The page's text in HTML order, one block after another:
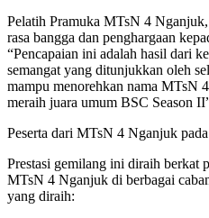
Pelatih Pramuka MTsN 4
rasa bangga dan penghargaan
“Pencapaian ini adalah hasil dari
semangat yang ditunjukkan oleh
mampu menorehkan nama MTsN
meraih juara umum BSC Season
Peserta dari MTsN 4 Nganjuk
Prestasi gemilang ini diraih berkat
MTsN 4 Nganjuk di berbagai
yang diraih: